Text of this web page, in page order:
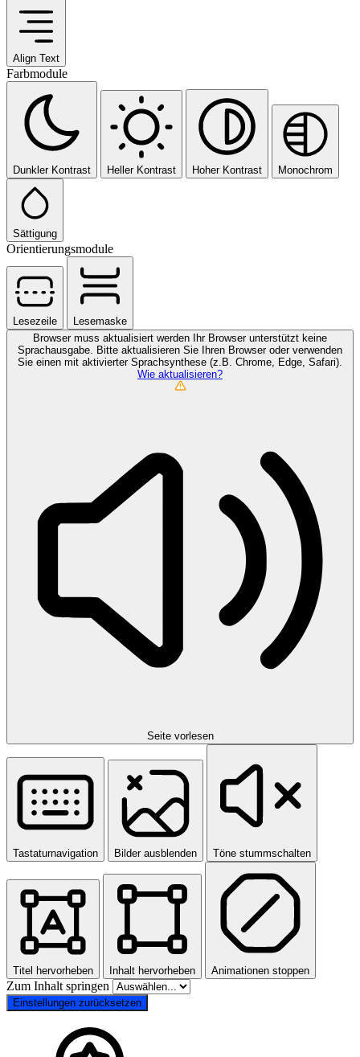
Align Text
Farbmodule
Dunkler Kontrast Heller Kontrast Hoher Kontrast Monochrom
Sättigung
Orientierungsmodule
Lesezeile
Lesemaske
Browser muss aktualisiert werden
Ihr Browser unterstützt keine
Sprachausgabe. Bitte aktualisieren Sie Ihren Browser oder verwenden
Sie einen mit aktivierter Sprachsynthese (z.B. Chrome, Edge, Safari).
Wie aktualisieren?
Seite vorlesen
Tastaturnavigation Bilder ausblenden Töne stummschalten
Titel hervorheben Inhalt hervorheben Animationen stoppen
Zum Inhalt springen
Einstellungen zurücksetzen